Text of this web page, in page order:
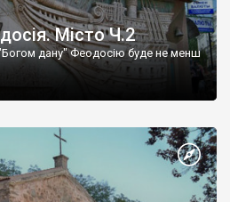
Місто Ч.2
дану" Феодосію буде не менш